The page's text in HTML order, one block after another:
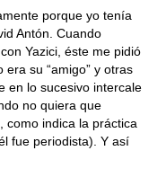
porque yo tenía
Antón. Cuando
Yazici, éste me pidió
su “amigo” y otras
en lo sucesivo intercale
no quiera que
como indica la práctica
fue periodista). Y así